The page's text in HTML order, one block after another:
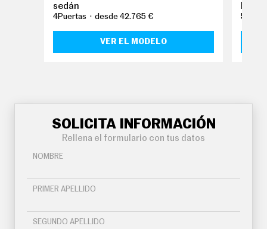
sedán
4Puertas desde 42.765 €
VER EL MODELO
SOLICITA INFORMACIÓN
Rellena el formulario con tus datos
NOMBRE
PRIMER APELLIDO
SEGUNDO APELLIDO